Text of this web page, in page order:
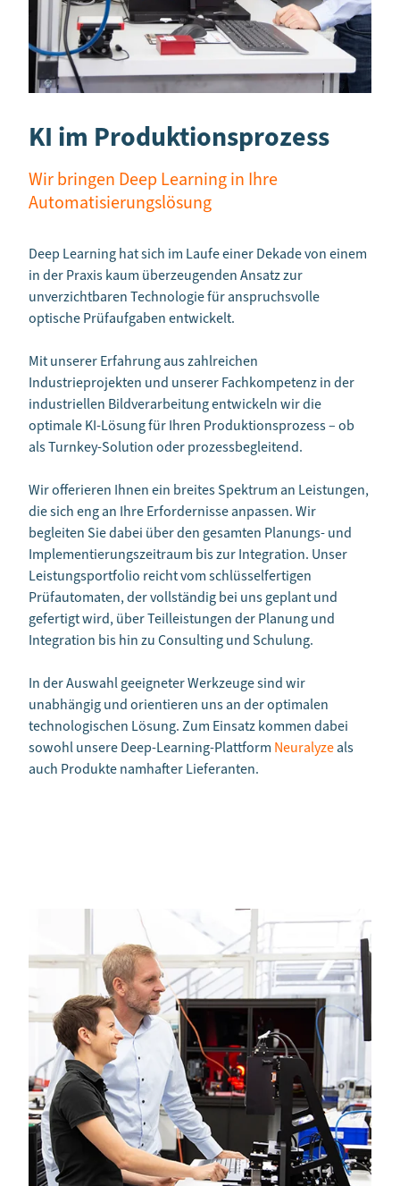
KI im Produktionsprozess
Wir bringen Deep Learning in Ihre
Automatisierungslösung
Deep Learning hat sich im Laufe einer Dekade von einem
in der Praxis kaum überzeugenden Ansatz zur
unverzichtbaren Technologie für anspruchsvolle
optische Prüfaufgaben entwickelt.
Mit unserer Erfahrung aus zahlreichen
Industrieprojekten und unserer Fachkompetenz in der
industriellen Bildverarbeitung entwickeln wir die
optimale KI-Lösung für Ihren Produktionsprozess – ob
als Turnkey-Solution oder prozessbegleitend.
Wir offerieren Ihnen ein breites Spektrum an Leistungen,
die sich eng an Ihre Erfordernisse anpassen. Wir
begleiten Sie dabei über den gesamten Planungs- und
Implementierungszeitraum bis zur Integration. Unser
Leistungsportfolio reicht vom schlüsselfertigen
Prüfautomaten, der vollständig bei uns geplant und
gefertigt wird, über Teilleistungen der Planung und
Integration bis hin zu Consulting und Schulung.
In der Auswahl geeigneter Werkzeuge sind wir
unabhängig und orientieren uns an der optimalen
technologischen Lösung. Zum Einsatz kommen dabei
sowohl unsere Deep-Learning-Plattform Neuralyzeals
auch Produkte namhafter Lieferanten.